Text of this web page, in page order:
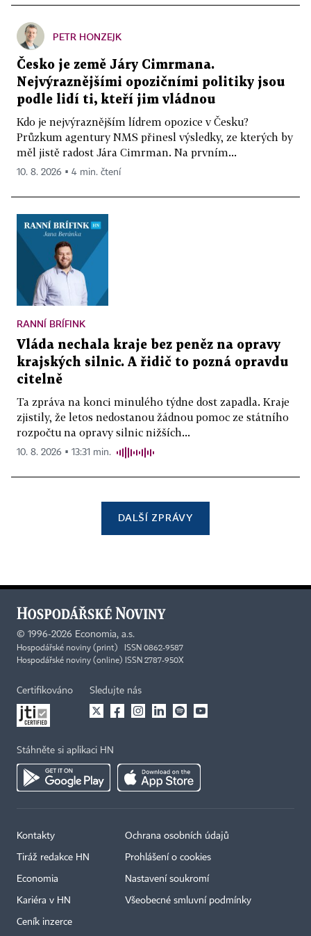
PETR HONZEJK
Česko je země Járy Cimrmana.
Nejvýraznějšími opozičními politiky jsou
podle lidí ti, kteří jim vládnou
Kdo je nejvýraznějším lídrem opozice v Česku?
Průzkum agentury NMS přinesl výsledky, ze kterých by
měl jistě radost Jára Cimrman. Na prvním...
10. 8. 2026 ▪ 4 min. čtení
RANNÍ BRÍFINK
Vláda nechala kraje bez peněz na opravy
krajských silnic. A řidič to pozná opravdu
citelně
Ta zpráva na konci minulého týdne dost zapadla. Kraje
zjistily, že letos nedostanou žádnou pomoc ze státního
rozpočtu na opravy silnic nižších...
10. 8. 2026 ▪ 13:31 min.
DALŠÍ ZPRÁVY
© 1996-2026 Economia, a.s.
Hospodářské noviny (print) ISSN 0862-9587
Hospodářské noviny (online) ISSN 2787-950X
Certifikováno Sledujte nás
Stáhněte si aplikaci HN
Kontakty
Tiráž redakce HN
Economia
Kariéra v HN
Ceník inzerce
Ochrana osobních údajů
Prohlášení o cookies
Nastavení soukromí
Všeobecné smluvní podmínky